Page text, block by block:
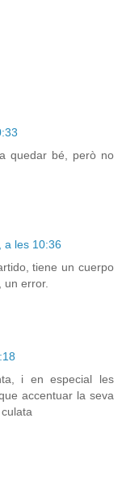
quedar bé, però no
a les 10:36
tiene un cuerpo
un error.
i en especial les
accentuar la seva